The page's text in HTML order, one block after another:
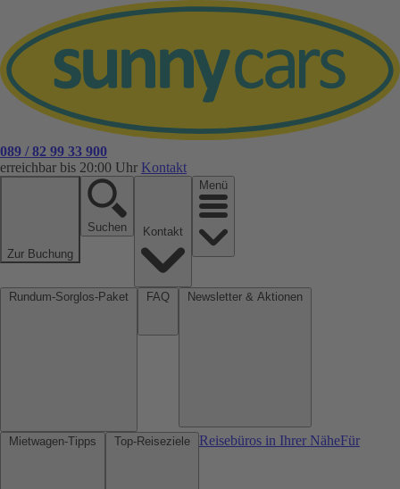
089 / 82 99 33 900
erreichbar bis 20:00 Uhr Kontakt
Zur Buchung
Suchen
Menü
Reisebüros in Ihrer NäheFür